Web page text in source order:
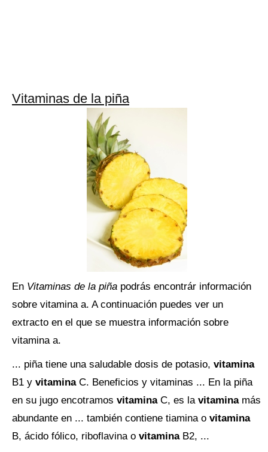
Vitaminas de la piña
En Vitaminas de la piña podrás encontrár información
sobre vitamina a. A continuación puedes ver un
extracto en el que se muestra información sobre
vitamina a.
... piña tiene una saludable dosis de potasio, vitamina
B1 y vitamina C. Beneficios y vitaminas ... En la piña
en su jugo encotramos vitamina C, es la vitamina más
abundante en ... también contiene tiamina o vitamina
B, ácido fólico, riboflavina o vitamina B2, ...